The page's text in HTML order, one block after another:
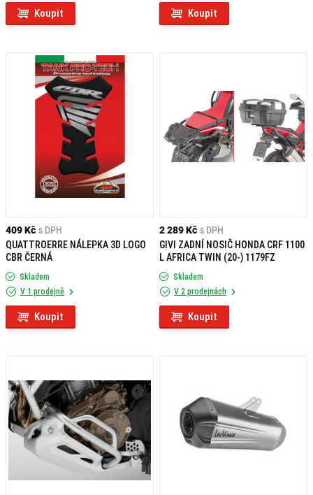
Koupit Koupit
409 Kč s DPH
QUATTROERRE NÁLEPKA 3D LOGO
CBR ČERNÁ
Skladem
V 1 prodejně
Koupit
2 289 Kč s DPH
GIVI ZADNÍ NOSIČ HONDA CRF 1100
L AFRICA TWIN (20-) 1179FZ
Skladem
V 2 prodejnách
Koupit